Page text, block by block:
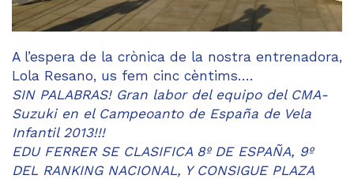
A l’espera de la crònica de la nostra entrenadora,
Lola Resano, us fem cinc cèntims….
SIN PALABRAS! Gran labor del equipo del CMA-
Suzuki en el Campeoanto de España de Vela
Infantil 2013!!!
EDU FERRER SE CLASIFICA 8º DE ESPAÑA, 9º
DEL RANKING NACIONAL, Y CONSIGUE PLAZA